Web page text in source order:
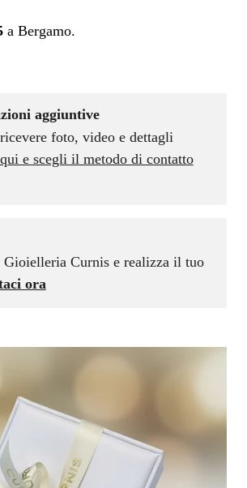
a Bergamo.
aggiuntive
foto, video e dettagli
e scegli il metodo di contatto
Gioielleria Curnis e realizza il tuo
ora